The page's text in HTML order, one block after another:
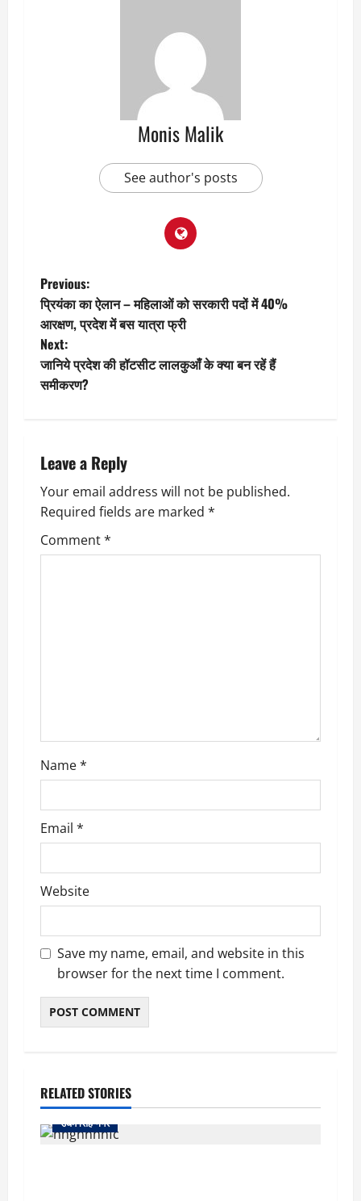
Monis Malik
See author's posts
P
o
s
t
a
v
i
g
Previous:
प्रियंका का ऐलान – महिलाओं को सरकारी पदों में 40%
आरक्षण, प्रदेश में बस यात्रा फ्री
Next:
जानिये प्रदेश की हॉटसीट लालकुआँ के क्या बन रहें हैं
समीकरण?
Leave a Reply
Your email address will not be published.
Required fields are marked *
Comment*
Name*
Email *
Website
Save my name, email, and website in this
browser for the next time I comment.
RELATED STORIES
उधम सिंह नगर